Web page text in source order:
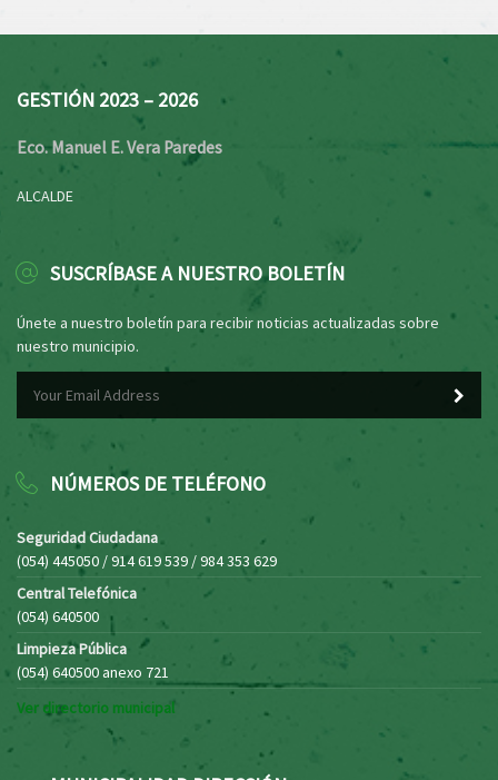
GESTIÓN 2023 – 2026
Eco. Manuel E. Vera Paredes
ALCALDE
SUSCRÍBASE A NUESTRO BOLETÍN
Únete a nuestro boletín para recibir noticias actualizadas sobre
nuestro municipio.
NÚMEROS DE TELÉFONO
Seguridad Ciudadana
(054) 445050 / 914 619 539 / 984 353 629
Central Telefónica
(054) 640500
Limpieza Pública
(054) 640500 anexo 721
Ver directorio municipal